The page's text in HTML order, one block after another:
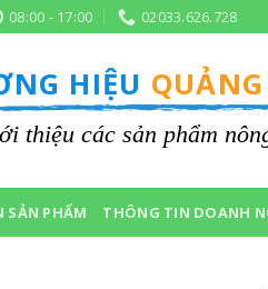
08:00 - 17:00 02033.626.728
HIỆU
thiệu các sản phẩm
SẢN PHẨM THÔNG TIN DOANH